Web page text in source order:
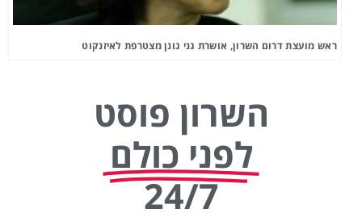
ראש מועצת דרום השרון, אושרת גני גונן מצטרפת לאיזנקוט
השרון פוסט
לפני כולם
24/7